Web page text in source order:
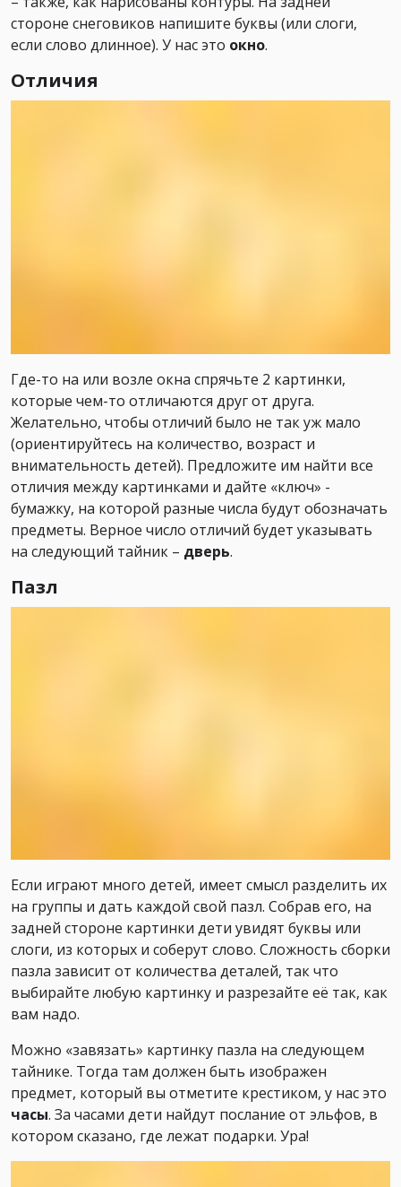
стороне снеговиков напишите буквы (или слоги,
если слово длинное). У нас это окно.
Отличия
Где-то на или возле окна спрячьте 2 картинки,
которые чем-то отличаются друг от друга.
Желательно, чтобы отличий было не так уж мало
(ориентируйтесь на количество, возраст и
внимательность детей). Предложите им найти все
отличия между картинками и дайте «ключ» -
бумажку, на которой разные числа будут обозначать
предметы. Верное число отличий будет указывать
на следующий тайник – дверь.
Пазл
Если играют много детей, имеет смысл разделить их
на группы и дать каждой свой пазл. Собрав его, на
задней стороне картинки дети увидят буквы или
слоги, из которых и соберут слово. Сложность сборки
пазла зависит от количества деталей, так что
выбирайте любую картинку и разрезайте её так, как
вам надо.
Можно «завязать» картинку пазла на следующем
тайнике. Тогда там должен быть изображен
предмет, который вы отметите крестиком, у нас это
часы. За часами дети найдут послание от эльфов, в
котором сказано, где лежат подарки. Ура!